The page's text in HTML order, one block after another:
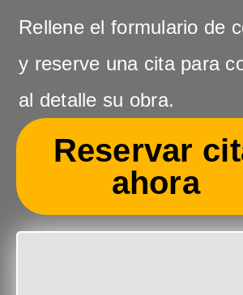
Rellene el formulario de
y reserve una cita para
al detalle su obra.
Reservar
ahora